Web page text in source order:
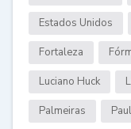
Estados Unidos
Fortaleza
Luciano Huck
Palmeiras